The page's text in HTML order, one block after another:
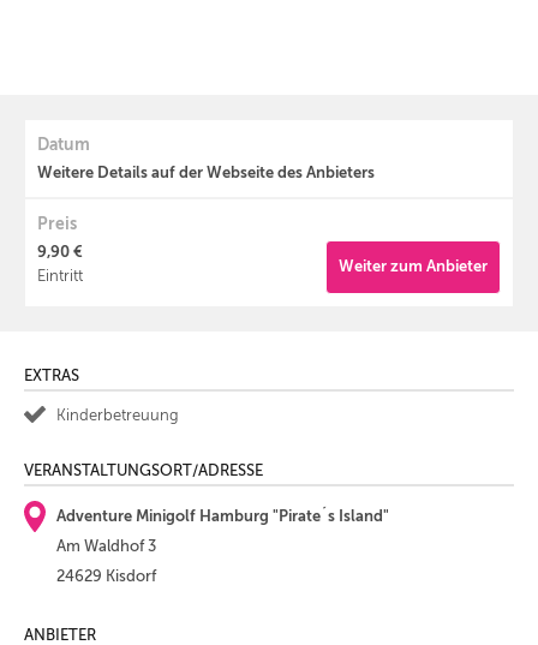
Datum
Weitere Details auf der Webseite des Anbieters
Preis
9,90 €
Eintritt
Weiter zum Anbieter
EXTRAS
Kinderbetreuung
VERANSTALTUNGSORT/ADRESSE
Adventure Minigolf Hamburg "Pirate´s Island"
Am Waldhof 3
24629 Kisdorf
ANBIETER